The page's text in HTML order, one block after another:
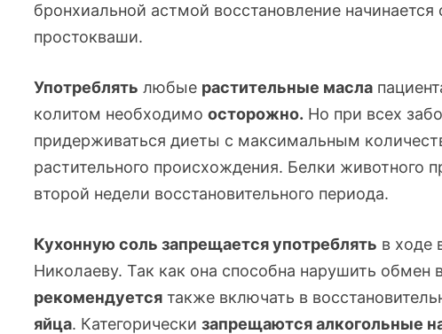
бронхиальной астмой восстановление
простокваши.
Употреблять любые растительные масла
колитом необходимоосторожно. Но при всех
придерживаться диеты с максимальным
растительного происхождения. Белки животного
второй недели восстановительного периода.
Кухонную соль запрещается употреблять в ходе
Николаеву. Так как она способна нарушить обмен
рекомендуется также включать в
яйца. Категорическизапрещаются алкогольные